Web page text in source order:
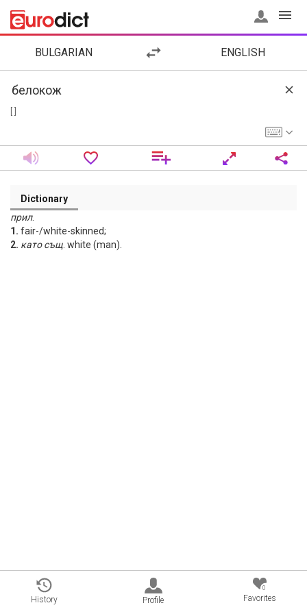
BULGARIAN ENGLISH
Dictionary
прил.
1. fair-/white-skinned;
2. като същ . white (man).
History Profile
0
Favorites